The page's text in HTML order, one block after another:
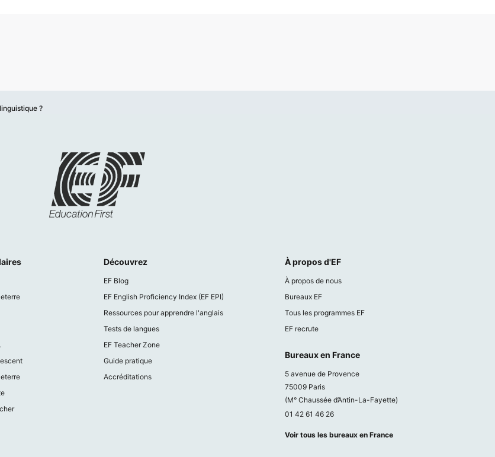
?
Découvrez
EF Blog
EF English Proficiency Index (EF EPI)
Ressources pour apprendre l'anglais
Tests de langues
EF Teacher Zone
Guide pratique
Accréditations
À propos d'EF
À propos de nous
Bureaux EF
Tous les programmes EF
EF recrute
Bureaux en France
5 avenue de Provence
75009 Paris
(M° Chaussée d’Antin-La-Fayette)
01 42 61 46 26
Voir tous les bureaux en France